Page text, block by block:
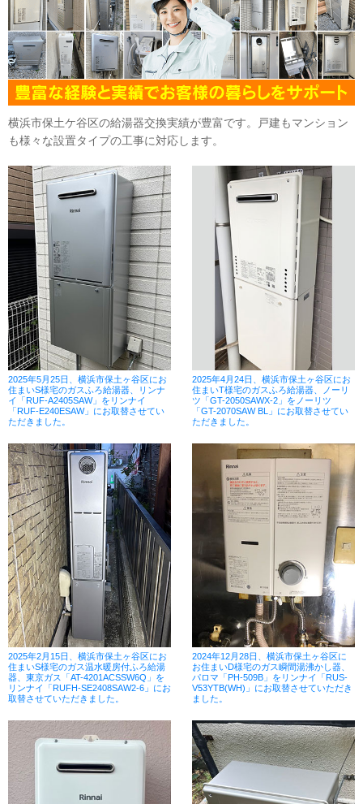
横浜市保土ケ谷区の給湯器交換実績が豊富です。戸建もマンション
も様々な設置タイプの工事に対応します。
2025年5月25日、横浜市保土ヶ谷区にお
住まいS様宅のガスふろ給湯器、リンナ
イ「RUF-A2405SAW」をリンナイ
「RUF-E240ESAW」にお取替させてい
ただきました。
2025年4月24日、横浜市保土ヶ谷区にお
住まいT様宅のガスふろ給湯器、ノーリ
ツ「GT-2050SAWX-2」をノーリツ
「GT-2070SAW BL」にお取替させてい
ただきました。
2025年2月15日、横浜市保土ヶ谷区にお
住まいS様宅のガス温水暖房付ふろ給湯
器、東京ガス「AT-4201ACSSW6Q」を
リンナイ「RUFH-SE2408SAW2-6」にお
取替させていただきました。
2024年12月28日、横浜市保土ヶ谷区に
お住まいD様宅のガス瞬間湯沸かし器、
パロマ「PH-509B」をリンナイ「RUS-
V53YTB(WH)」にお取替させていただき
ました。